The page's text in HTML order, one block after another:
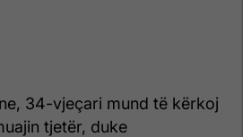
34-vjeçari mund të kërkoj
tjetër, duke